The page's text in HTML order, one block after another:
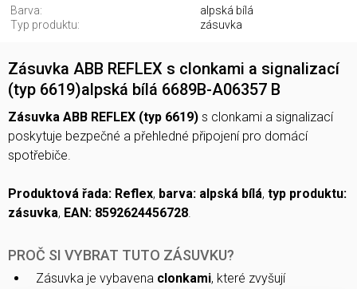
Barva:
alpská bílá
Typ produktu:
zásuvka
Zásuvka ABB REFLEX s clonkami a signalizací
(typ 6619)alpská bílá 6689B-A06357 B
Zásuvka ABB REFLEX (typ 6619) s clonkami a signalizací
poskytuje bezpečné a přehledné připojení pro domácí
spotřebiče.
Produktová řada: Reflex, barva: alpská bílá, typ produktu:
zásuvka, EAN: 8592624456728.
PROČ SI VYBRAT TUTO ZÁSUVKU?
Zásuvka je vybavena clonkami, které zvyšují